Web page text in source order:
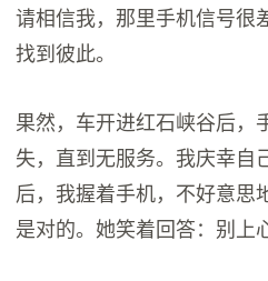
请相信我，那里手机信号很
找到彼此。
果然，车开进红石峡谷后，
失，直到无服务。我庆幸自
后，我握着手机，不好意思
是对的。她笑着回答：别上